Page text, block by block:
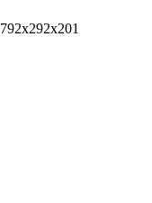
792x292x201